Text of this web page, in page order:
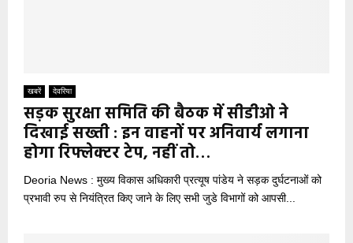
खबरें देवरिया
सड़क सुरक्षा समिति की बैठक में सीडीओ ने
दिखाई सख्ती : इन वाहनों पर अनिवार्य लगाना
होगा रिफ्लेक्टर टेप, नहीं तो…
Deoria News : मुख्य विकास अधिकारी प्रत्यूष पांडेय ने सड़क दुर्घटनाओं को
प्रभावी रुप से नियंत्रित किए जाने के लिए सभी जुडे विभागों को आपसी...